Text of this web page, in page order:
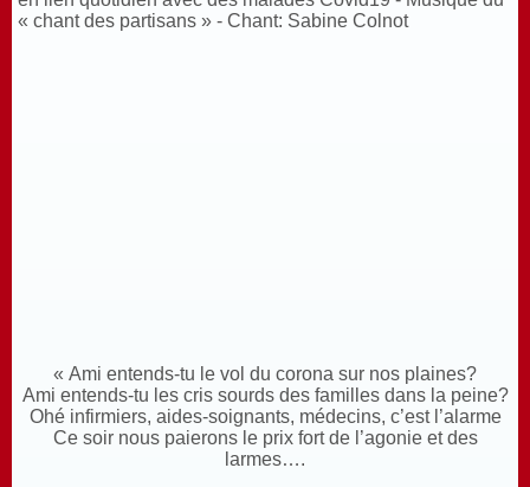
« chant des partisans » - Chant: Sabine Colnot
« Ami entends-tu le vol du corona sur nos plaines?
Ami entends-tu les cris sourds des familles dans la peine?
Ohé infirmiers, aides-soignants, médecins, c’est l’alarme
Ce soir nous paierons le prix fort de l’agonie et des
larmes….